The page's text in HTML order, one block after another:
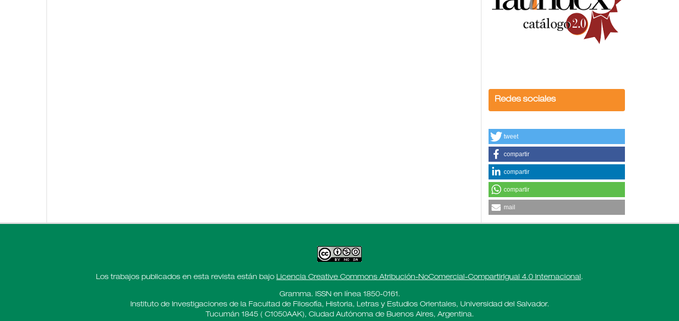
Redes sociales
tweet
compartir
compartir
compartir
mail
Los trabajos publicados en esta revista están bajo Licencia Creative Commons Atribución-NoComercial-CompartirIgual 4.0 Internacional .
Gramma. ISSN en línea 1850-0161.
Instituto de Investigaciones de la Facultad de Filosofía, Historia, Letras y Estudios Orientales, Universidad del Salvador.
Tucumán 1845 ( C1050AAK), Ciudad Autónoma de Buenos Aires, Argentina.